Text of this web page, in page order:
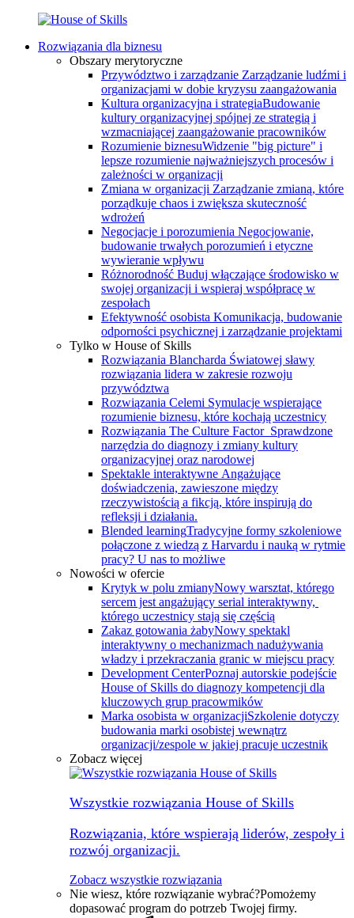
Rozwiązania dla biznesu
Obszary merytoryczne
Przywództwo i zarządzanie Zarządzanie ludźmi i
organizacjami w dobie kryzysu zaangażowania
Kultura organizacyjna i strategiaBudowanie
kultury organizacyjnej spójnej ze strategią i
wzmacniającej zaangażowanie pracowników
Rozumienie biznesuWidzenie "big picture" i
lepsze rozumienie najważniejszych procesów i
zależności w organizacji
Zmiana w organizacji Zarządzanie zmianą, które
porządkuje chaos i zwiększa skuteczność
wdrożeń
Negocjacje i porozumienia Negocjowanie,
budowanie trwałych porozumień i etyczne
wywieranie wpływu
Różnorodność Buduj włączające środowisko w
swojej organizacji i wspieraj współpracę w
zespołach
Efektywność osobista Komunikacja, budowanie
odporności psychicznej i zarządzanie projektami
Tylko w House of Skills
Rozwiązania Blancharda Światowej sławy
rozwiązania lidera w zakresie rozwoju
przywództwa
Rozwiązania Celemi Symulacje wspierające
rozumienie biznesu, które kochają uczestnicy
Rozwiązania The Culture Factor Sprawdzone
narzędzia do diagnozy i zmiany kultury
organizacyjnej oraz narodowej
Spektakle interaktywne Angażujące
doświadczenia, zawieszone między
rzeczywistością a fikcją, które inspirują do
refleksji i działania.
Blended learningTradycyjne formy szkoleniowe
połączone z wiedzą z Harvardu i nauką w rytmie
pracy? U nas to możliwe
Nowości w ofercie
Krytyk w polu zmianyNowy warsztat, którego
sercem jest angażujący serial interaktywny, ​
którego uczestnicy stają się częścią
Zakaz gotowania żabyNowy spektakl
interaktywny o mechanizmach nadużywania
władzy i przekraczania granic w miejscu pracy
Development CenterPoznaj autorskie podejście
House of Skills do diagnozy kompetencji dla
kluczowych grup pracowmików
Marka osobista w organizacjiSzkolenie dotyczy
budowania marki osobistej wewnątrz
organizacji/zespole w jakiej pracuje uczestnik
Zobacz więcej
Wszystkie rozwiązania House of Skills
Rozwiązania, które wspierają liderów, zespoły i
rozwój organizacji.
Zobacz wszystkie rozwiązania
Nie wiesz, które rozwiązanie wybrać?Pomożemy
dopasować program do potrzeb Twojej firmy.